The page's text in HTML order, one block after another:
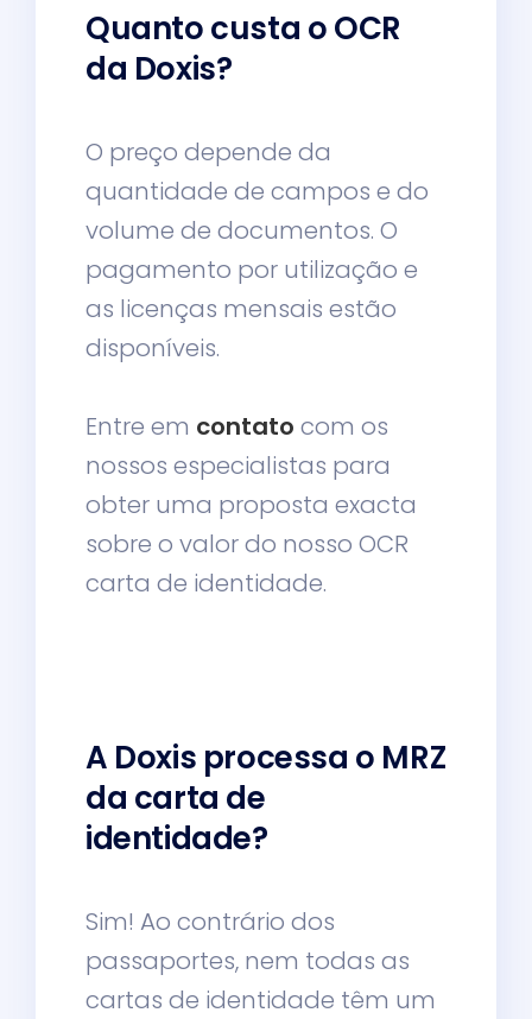
Quanto custa o OCR
da Doxis?
O preço depende da
quantidade de campos e do
volume de documentos. O
pagamento por utilização e
as licenças mensais estão
disponíveis.
Entre em contato com os
nossos especialistas para
obter uma proposta exacta
sobre o valor do nosso OCR
carta de identidade.
A Doxis processa o MRZ
da carta de
identidade?
Sim! Ao contrário dos
passaportes, nem todas as
cartas de identidade têm um